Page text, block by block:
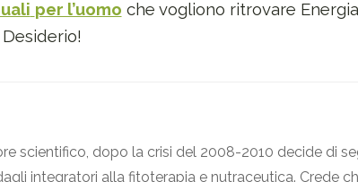
per l’uomo che vogliono ritrovare
Desiderio!
scientifico, dopo la crisi del 2008-2010 decide di
integratori alla fitoterapia e nutraceutica. Crede